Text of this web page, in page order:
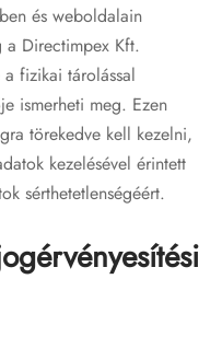
és weboldalain
a Directimpex Kft.
fizikai tárolással
ismerheti meg. Ezen
törekedve kell kezelni,
kezelésével érintett
sérthetetlenségéért.